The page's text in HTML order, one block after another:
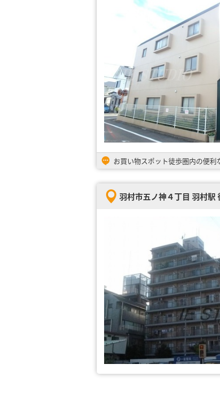
お買い物スポット徒歩圏内の便利
羽村市五ノ神４丁目 羽村駅